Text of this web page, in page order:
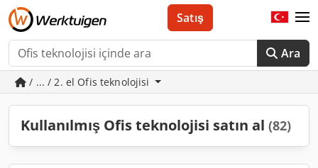
Ara
Satış
/ ... / 2. el Ofis teknolojisi
Kullanılmış Ofis teknolojisi satın al (82)